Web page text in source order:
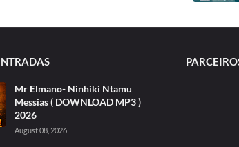
Mr Elmano- Ninhiki Ntamu
Messias ( DOWNLOAD MP3 )
2026
August 08, 2026